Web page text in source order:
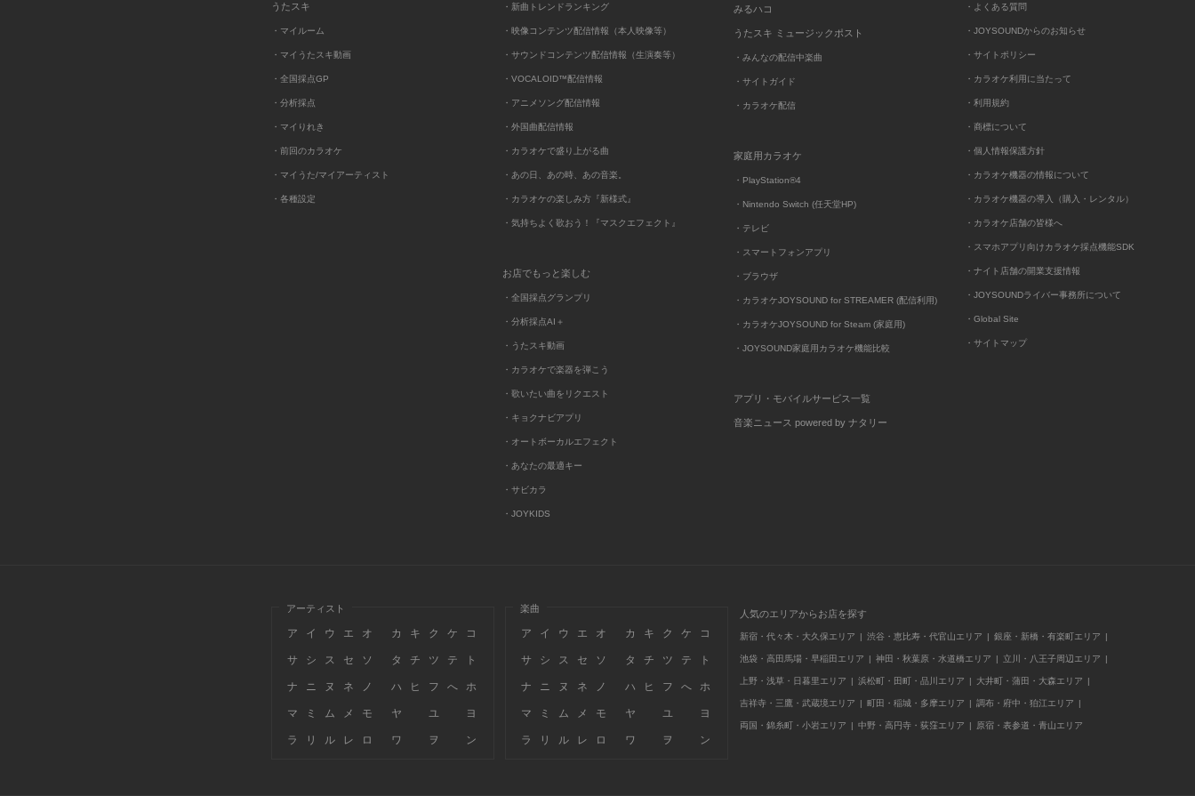
うたスキ
・マイルーム
・マイうたスキ動画
・全国採点GP
・分析採点
・マイりれき
・前回のカラオケ
・マイうた/マイアーティスト
・各種設定
・新曲トレンドランキング
・映像コンテンツ配信情報（本人映像等）
・サウンドコンテンツ配信情報（生演奏等）
・VOCALOID™配信情報
・アニメソング配信情報
・外国曲配信情報
・カラオケで盛り上がる曲
・あの日、あの時、あの音楽。
・カラオケの楽しみ方『新様式』
・気持ちよく歌おう！『マスクエフェクト』
お店でもっと楽しむ
・全国採点グランプリ
・分析採点AI＋
・うたスキ動画
・カラオケで楽器を弾こう
・歌いたい曲をリクエスト
・キョクナビアプリ
・オートボーカルエフェクト
・あなたの最適キー
・サビカラ
・JOYKIDS
みるハコ
うたスキ ミュージックポスト
・みんなの配信中楽曲
・サイトガイド
・カラオケ配信
家庭用カラオケ
・PlayStation®4
・Nintendo Switch (任天堂HP)
・テレビ
・スマートフォンアプリ
・ブラウザ
・カラオケJOYSOUND for STREAMER (配信利用)
・カラオケJOYSOUND for Steam (家庭用)
・JOYSOUND家庭用カラオケ機能比較
アプリ・モバイルサービス一覧
音楽ニュース powered by ナタリー
・よくある質問
・JOYSOUNDからのお知らせ
・サイトポリシー
・カラオケ利用に当たって
・利用規約
・商標について
・個人情報保護方針
・カラオケ機器の情報について
・カラオケ機器の導入（購入・レンタル）
・カラオケ店舗の皆様へ
・スマホアプリ向けカラオケ採点機能SDK
・ナイト店舗の開業支援情報
・JOYSOUNDライバー事務所について
・Global Site
・サイトマップ
アーティスト
ア イ ウ エ オ カ キ ク ケ コ
サ シ ス セ ソ タ チ ツ テ ト
ナ ニ ヌ ネ ノ ハ ヒ フ へ ホ
マ ミ ム メ モ ヤ ユ ヨ
ラ リ ル レ ロ ワ ヲ ン
楽曲
ア イ ウ エ オ カ キ ク ケ コ
サ シ ス セ ソ タ チ ツ テ ト
ナ ニ ヌ ネ ノ ハ ヒ フ へ ホ
マ ミ ム メ モ ヤ ユ ヨ
ラ リ ル レ ロ ワ ヲ ン
人気のエリアからお店を探す
新宿・代々木・大久保エリア 渋谷・恵比寿・代官山エリア 銀座・新橋・有楽町エリア
池袋・高田馬場・早稲田エリア 神田・秋葉原・水道橋エリア 立川・八王子周辺エリア
上野・浅草・日暮里エリア 浜松町・田町・品川エリア 大井町・蒲田・大森エリア
吉祥寺・三鷹・武蔵境エリア 町田・稲城・多摩エリア 調布・府中・狛江エリア
両国・錦糸町・小岩エリア 中野・高円寺・荻窪エリア 原宿・表参道・青山エリア